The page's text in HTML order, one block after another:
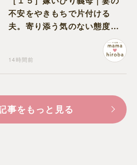
不安をやきもちで片付ける
夫。寄り添う気のない態度に
14時間前
事をもっと見る